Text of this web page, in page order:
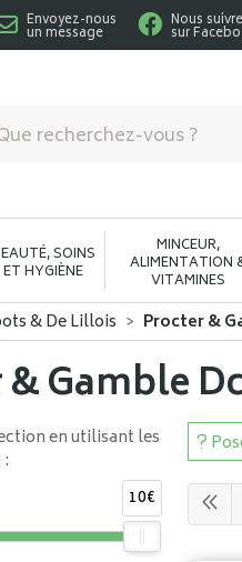
Envoyez-nous
un message
Nous suivre
sur
SOINS
ET HYGIÈNE
MINCEUR,
ALIMENTATION
VITAMINES
& De Lillois Procter &
Gamble
en utilisant les
10€